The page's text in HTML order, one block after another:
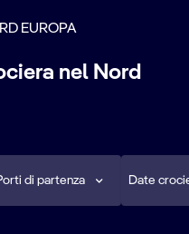
EUROPA
nel Nord
di partenza Date